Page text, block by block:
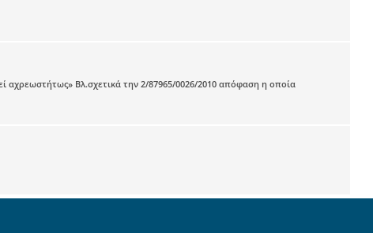
Βλ.σχετικά την 2/87965/0026/2010 απόφαση η οποία